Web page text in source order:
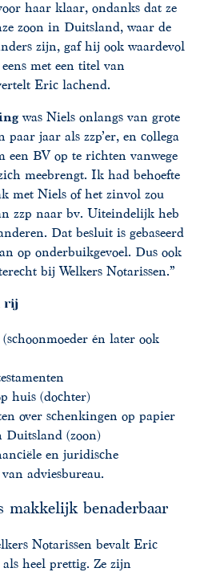
haar klaar, ondanks dat ze
zoon in Duitsland, waar de
zijn, gaf hij ook waardevol
met een titel van
Eric lachend.
was Niels onlangs van grote
jaar als zzp’er, en collega
een BV op te richten vanwege
meebrengt. Ik had behoefte
met Niels of het zinvol zou
zzp naar bv. Uiteindelijk heb
Dat besluit is gebaseerd
op onderbuikgevoel. Dus ook
bij Welkers Notarissen.”
rij
én later ook
huis (dochter)
over schenkingen op papier
Duitsland (zoon)
en juridische
adviesbureau.
makkelijk benaderbaar
Notarissen bevalt Eric
heel prettig. Ze zijn